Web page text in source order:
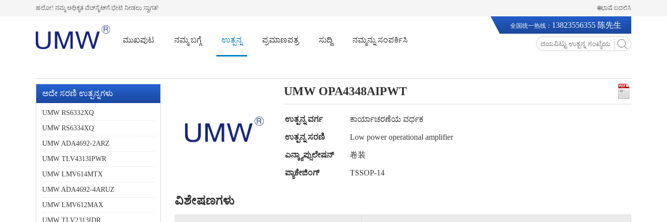
ಹಲೋ! ನಮ್ಮ ಅಧಿಕೃತ ವೆಬ್‌ಸೈಟ್‌ಗೆ ಭೇಟಿ ನೀಡಲು ಸ್ವಾಗತ! 🌐ಭಾಷೆ ಬದಲಿಸಿ
ಮುಖಪುಟ ನಮ್ಮ ಬಗ್ಗೆ ಉತ್ಪನ್ನ ಪ್ರಮಾಣಪತ್ರ ಸುದ್ದಿ ನಮ್ಮನ್ನು ಸಂಪರ್ಕಿಸಿ
全国统一热线： 13823556355 陈先生
ಅದೇ ಸರಣಿ ಉತ್ಪನ್ನಗಳು
UMW RS6332XQ
UMW RS6334XQ
UMW ADA4692-2ARZ
UMW TLV4313IPWR
UMW LMV614MTX
UMW ADA4692-4ARUZ
UMW LMV612MAX
UMW TLV2313IDR
UMW OPA4348AIPWT
ಉತ್ಪನ್ನ ವರ್ಗ ಕಾರ್ಯಾಚರಣೆಯ ವರ್ಧಕ
ಉತ್ಪನ್ನ ಸರಣಿ Low power operational amplifier
ಎನ್ಕ್ಯಾಪ್ಸುಲೇಷನ್ 卷装
ಪ್ಯಾಕೇಜಿಂಗ್ TSSOP-14
ವಿಶೇಷಣಗಳು